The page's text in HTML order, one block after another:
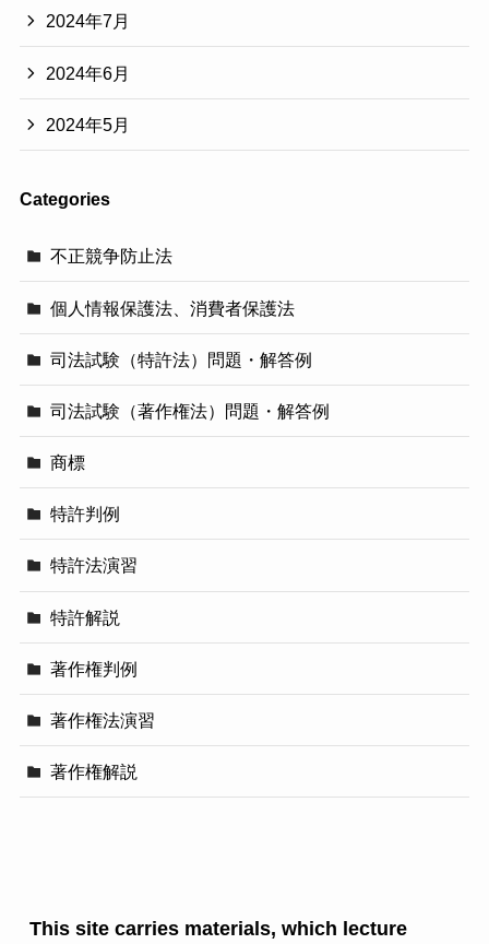
2024年7月
2024年6月
2024年5月
Categories
不正競争防止法
個人情報保護法、消費者保護法
司法試験（特許法）問題・解答例
司法試験（著作権法）問題・解答例
商標
特許判例
特許法演習
特許解説
著作権判例
著作権法演習
著作権解説
This site carries materials, which lecture